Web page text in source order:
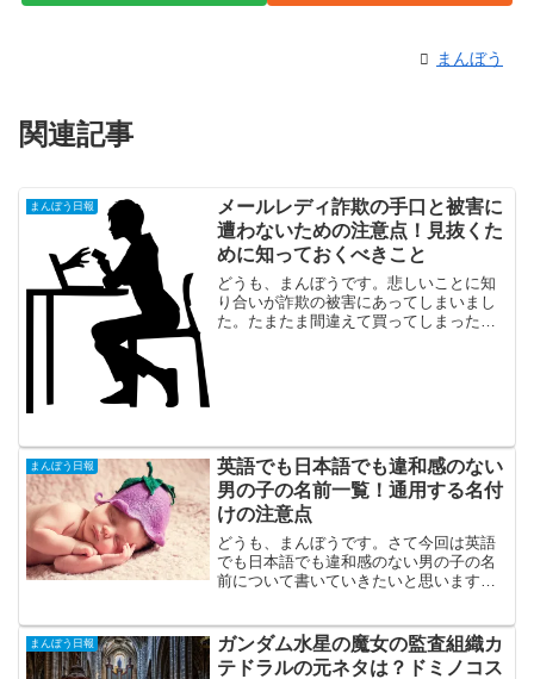
まんぼう
関連記事
まんぼう日報
メールレディ詐欺の手口と被害に
遭わないための注意点！見抜くた
めに知っておくべきこと
どうも、まんぼうです。悲しいことに知
り合いが詐欺の被害にあってしまいまし
た。たまたま間違えて買ってしまったウ
まんぼう日報
英語でも日本語でも違和感のない
男の子の名前一覧！通用する名付
けの注意点
どうも、まんぼうです。さて今回は英語
でも日本語でも違和感のない男の子の名
前について書いていきたいと思います。
の子編女の子に比べると男の子の名前は
少なかったです。じょうじ...
まんぼう日報
ガンダム水星の魔女の監査組織カ
テドラルの元ネタは？ドミノコス